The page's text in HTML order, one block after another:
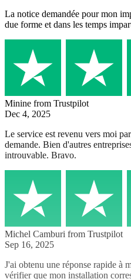
La notice demandée pour mon
due forme et dans les temps
Minine from Trustpilot
Dec 4, 2025
Le service est revenu vers moi
demande. Bien d'autres
introuvable. Bravo.
Michel Camburi from Trustpilot
Sep 16, 2025
J'ai obtenu une réponse rapide à
vérifier que mon installation